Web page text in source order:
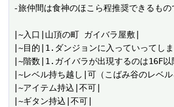
-旅仲間は食神のほこら程推奨できるも
|~入口|山頂の町 ガイバラ屋敷|
|~目的|1.ダンジョンに入っていってし
|~階数|1.ガイバラが出現するのは16F
|~レベル持ち越し|可（こばみ谷のレベ
|~アイテム持込|不可|
|~ギタン持込|不可|